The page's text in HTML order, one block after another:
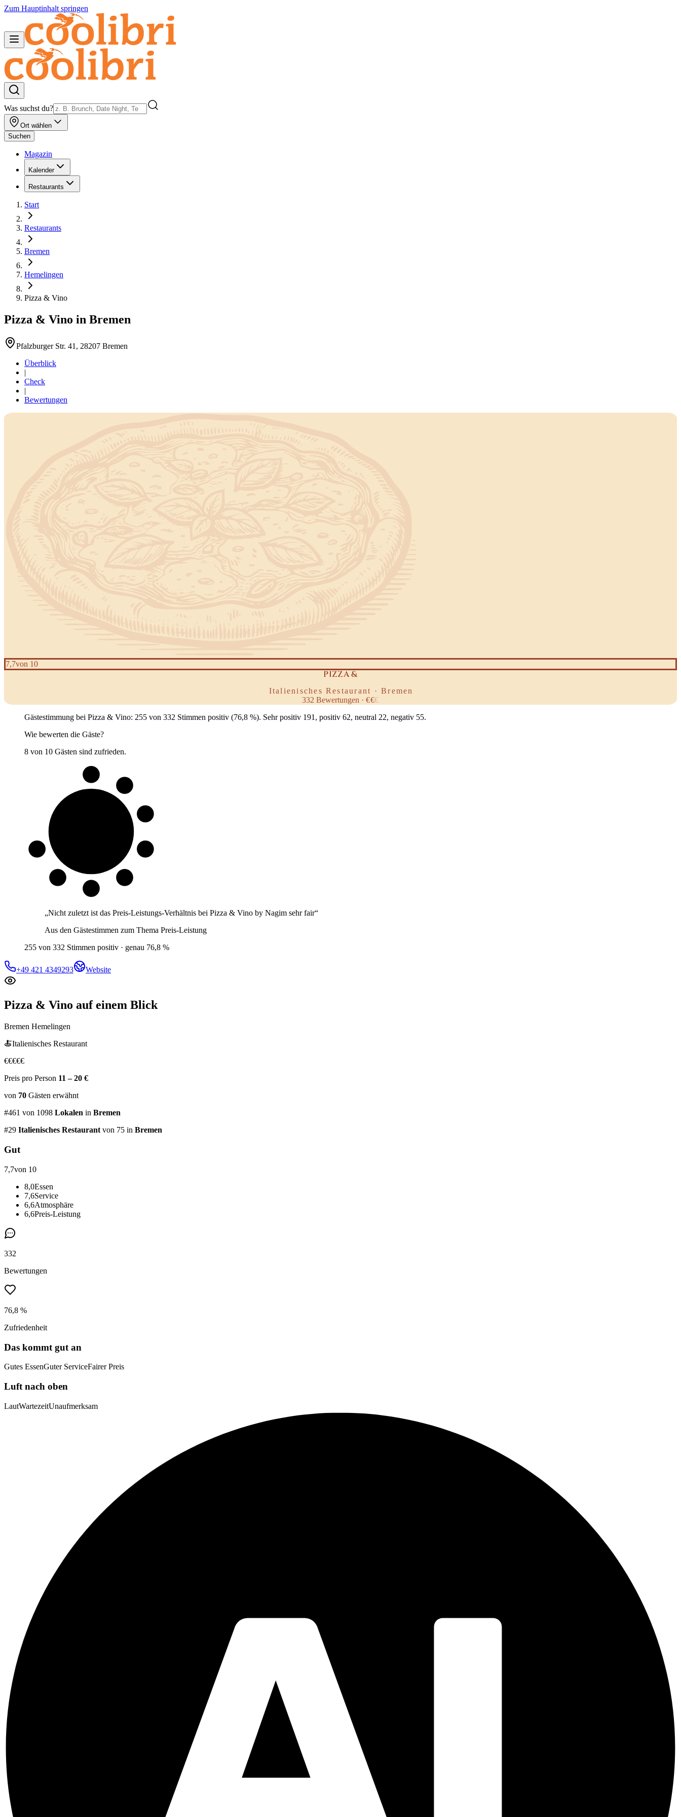
Zum Hauptinhalt springen
Was suchst du?
Ort wählen
Suchen
Magazin
Kalender
Restaurants
Start
Restaurants
Bremen
Hemelingen
Pizza & Vino
Pizza & Vino in Bremen
Pfalzburger Str. 41, 28207 Bremen
Überblick
|
Check
|
Bewertungen
7,7von 10
PIZZA &
Italienisches Restaurant · Bremen
332 Bewertungen ·€€€
Gästestimmung bei Pizza & Vino: 255 von 332 Stimmen positiv (76,8 %). Sehr positiv 191, positiv 62, neutral 22, negativ 55.
Wie bewerten die Gäste?
8 von 10 Gästen sind zufrieden.
„Nicht zuletzt ist das Preis-Leistungs-Verhältnis bei Pizza & Vino by Nagim sehr fair“
Aus den Gästestimmen zum Thema Preis-Leistung
255 von 332 Stimmen positiv · genau 76,8 %
+49 421 4349293 Website
Pizza & Vino auf einem Blick
Bremen Hemelingen
🍝Italienisches Restaurant
€€€€€
Preis pro Person 11 – 20 €
von 70 Gästen erwähnt
#461 von 1098 Lokalen in Bremen
#29 Italienisches Restaurant von 75 in Bremen
Gut
7,7von 10
8,0Essen
7,6Service
6,6Atmosphäre
6,6Preis-Leistung
332
Bewertungen
76,8 %
Zufriedenheit
Das kommt gut an
Gutes EssenGuter ServiceFairer Preis
Luft nach oben
LautWartezeitUnaufmerksam